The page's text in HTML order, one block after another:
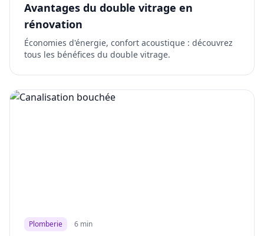
Avantages du double vitrage en
rénovation
Économies d'énergie, confort acoustique : découvrez
tous les bénéfices du double vitrage.
Plomberie 6 min